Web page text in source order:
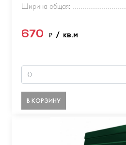
Ширина общая:
670 ₽ / кв.м
В КОРЗИНУ